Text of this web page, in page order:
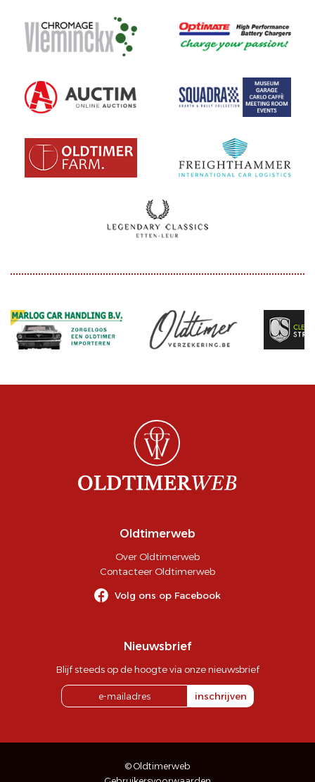
Oldtimerweb
Over Oldtimerweb
Contacteer Oldtimerweb
Volg ons op Facebook
Nieuwsbrief
Blijf steeds op de hoogte via onze nieuwsbrief
inschrijven
© Oldtimerweb